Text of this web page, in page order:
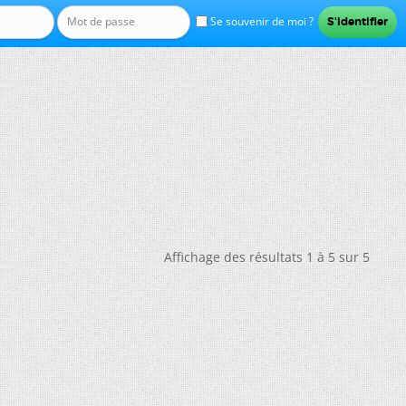
Se souvenir de moi ?
Affichage des résultats 1 à 5 sur 5